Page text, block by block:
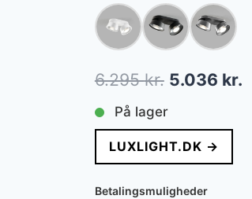
6.295kr. Den
oprindelige
pris
var:
6.295 kr..
5.036 kr.
På lager
LUXLIGHT.DK →
Betalingsmuligheder